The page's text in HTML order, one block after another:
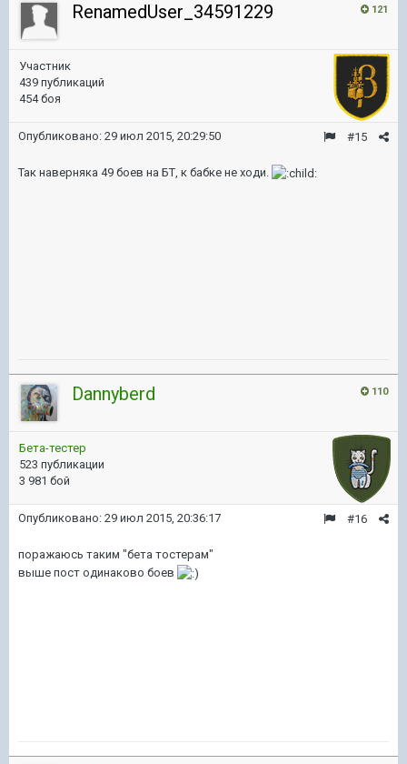
121
RenamedUser_34591229
Участник
439 публикаций
454 боя
#15
Опубликовано: 29 июл 2015, 20:29:50
Так наверняка 49 боев на БТ, к бабке не ходи.
110
Dannyberd
Бета-тестер
523 публикации
3 981 бой
#16
Опубликовано: 29 июл 2015, 20:36:17
поражаюсь таким "бета тостерам"
выше пост одинаково боев